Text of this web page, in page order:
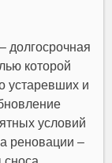
долгосрочная
которой
устаревших и
условий
реновации –